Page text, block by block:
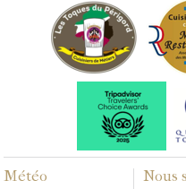
Météo Nous